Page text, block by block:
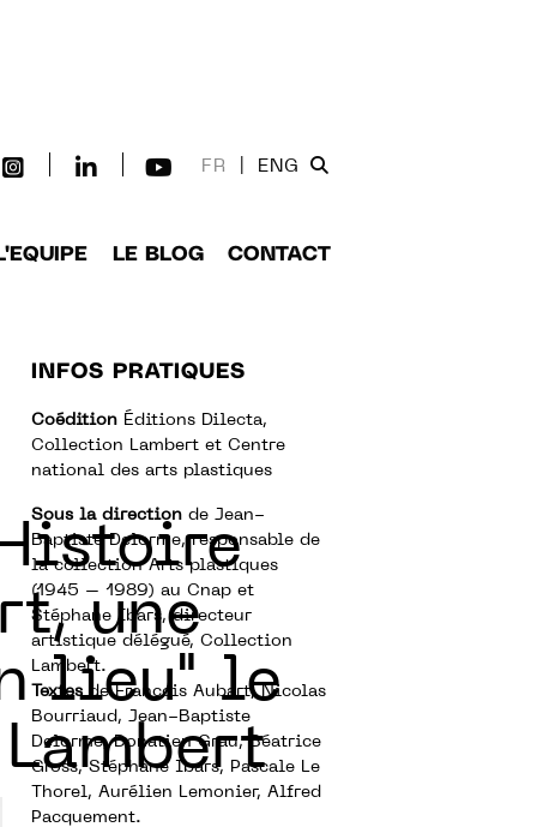
FR ENG
LE BLOG CONTACT
une
lieu" le
INFOS PRATIQUES
Coédition Éditions Dilecta,
Collection Lambert et Centre
national des arts plastiques
Sous la direction de Jean-
Baptiste Delorme, responsable de
la collection Arts plastiques
(1945 – 1989) au Cnap et
Stéphane Ibars, directeur
artistique délégué, Collection
Lambert.
Textesde François Aubart, Nicolas
Bourriaud, Jean-Baptiste
Delorme, Donatien Grau, Béatrice
Gross, Stéphane Ibars, Pascale Le
Thorel, Aurélien Lemonier, Alfred
Pacquement.